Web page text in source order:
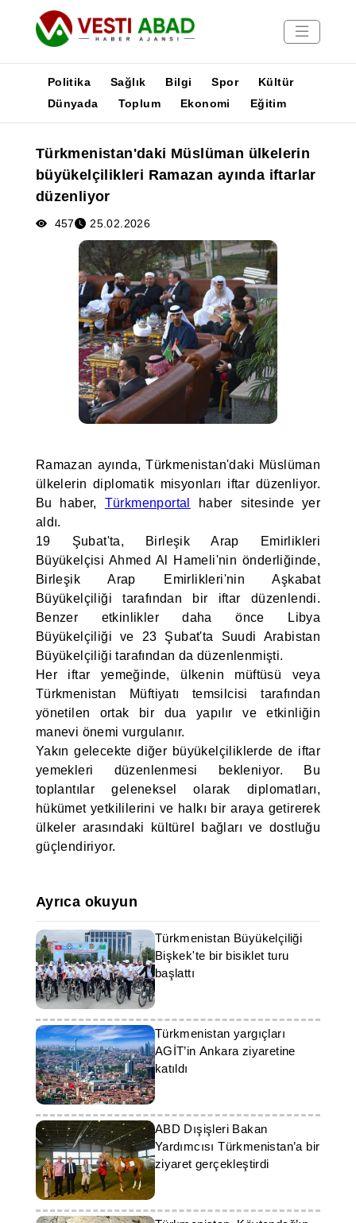
Yayınlar
Medya
Poster
Politika Sağlık Bilgi Spor
Kültür
Dünyada
Toplum Ekonomi Eğitim
Türkmenistan'daki Müslüman ülkelerin
büyükelçilikleri Ramazan ayında iftarlar
düzenliyor
457 25.02.2026
Ramazan ayında, Türkmenistan'daki Müslüman
ülkelerin diplomatik misyonları iftar düzenliyor.
Bu haber, Türkmenportal
haber sitesinde yer
aldı.
19 Şubat'ta, Birleşik Arap Emirlikleri
Büyükelçisi Ahmed Al Hameli'nin önderliğinde,
Birleşik Arap Emirlikleri'nin Aşkabat
Büyükelçiliği tarafından bir iftar düzenlendi.
Benzer etkinlikler daha önce Libya
Büyükelçiliği ve 23 Şubat'ta Suudi Arabistan
Büyükelçiliği tarafından da düzenlenmişti.
Her iftar yemeğinde, ülkenin müftüsü veya
Türkmenistan Müftiyatı temsilcisi tarafından
yönetilen ortak bir dua yapılır ve etkinliğin
manevi önemi vurgulanır.
Yakın gelecekte diğer büyükelçiliklerde de iftar
yemekleri düzenlenmesi bekleniyor. Bu
toplantılar geleneksel olarak diplomatları,
hükümet yetkililerini ve halkı bir araya getirerek
ülkeler arasındaki kültürel bağları ve dostluğu
güçlendiriyor.
Ayrıca okuyun
Türkmenistan Büyükelçiliği
Bişkek'te bir bisiklet turu
başlattı
Türkmenistan yargıçları
AGİT’in Ankara ziyaretine
katıldı
ABD Dışişleri Bakan
Yardımcısı Türkmenistan’a bir
ziyaret gerçekleştirdi